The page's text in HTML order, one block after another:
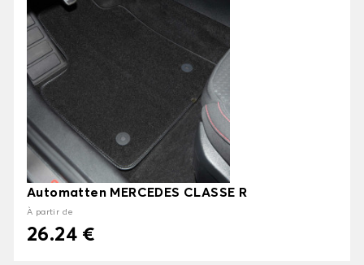
Automatten MERCEDES CLASSE R
À partir de
26.24 €